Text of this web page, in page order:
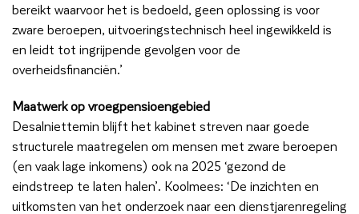
bereikt waarvoor het is bedoeld, geen oplossing is voor
zware beroepen, uitvoeringstechnisch heel ingewikkeld is
en leidt tot ingrijpende gevolgen voor de
overheidsfinanciën.’
Maatwerk op vroegpensioengebied
Desalniettemin blijft het kabinet streven naar goede
structurele maatregelen om mensen met zware beroepen
(en vaak lage inkomens) ook na 2025 ‘gezond de
eindstreep te laten halen’. Koolmees: ‘De inzichten en
uitkomsten van het onderzoek naar een dienstjarenregeling